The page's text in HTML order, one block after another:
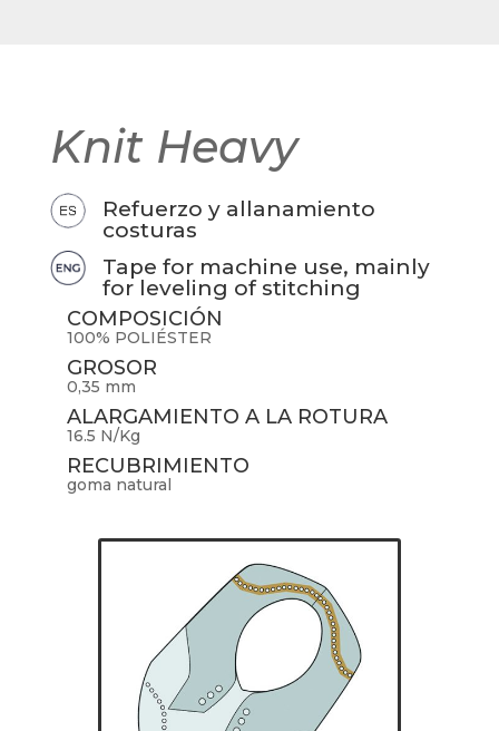
Knit Heavy
Refuerzo y allanamiento
costuras
Tape for machine use, mainly
for leveling of stitching
COMPOSICIÓN
100% POLIÉSTER
GROSOR
0,35 mm
ALARGAMIENTO A LA ROTURA
16.5 N/Kg
RECUBRIMIENTO
goma natural